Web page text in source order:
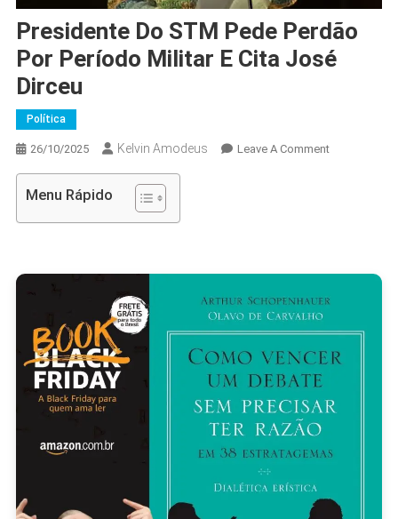
Presidente Do STM Pede Perdão
Por Período Militar E Cita José
Dirceu
Política
26/10/2025 Kelvin Amodeus Leave A CommentOn
E
Cita
Menu Rápido